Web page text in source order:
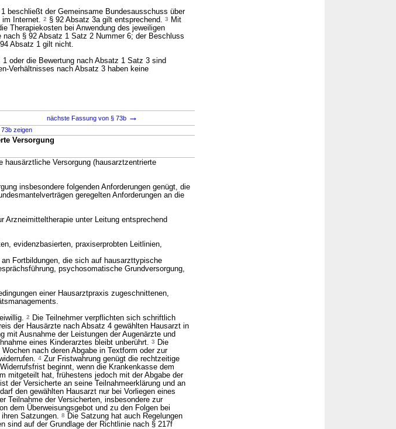
beschließt der Gemeinsame Bundesausschuss über
im Internet. 2 § 92 Absatz 3a gilt entsprechend. 3
Mit
Therapiekosten bei Anwendung des jeweiligen
§ 92 Absatz 1 Satz 2 Nummer 6; der Beschluss
Absatz 1 gilt nicht.
oder die Bewertung nach Absatz 1 Satz 3 sind
Verhältnisses nach Absatz 3 haben keine
nächste Fassung von § 73b →
zeigen
Versorgung
hausärztliche Versorgung (hausarztzentrierte
insbesondere folgenden Anforderungen genügt, die
geregelten Anforderungen an die
Arzneimitteltherapie unter Leitung entsprechend
evidenzbasierten, praxiserprobten Leitlinien,
Fortbildungen, die sich auf hausarzttypische
psychosomatische Grundversorgung,
einer Hausarztpraxis zugeschnittenen,
2
Die Teilnehmer verpflichten sich schriftlich
der Hausärzte nach Absatz 4 gewählten Hausarzt in
mit Ausnahme der Leistungen der Augenärzte und
eines Kinderarztes bleibt unberührt. 3
Die
nach deren Abgabe in Textform oder zur
4 Zur Fristwahrung genügt die rechtzeitige
beginnt, wenn die Krankenkasse dem
mitgeteilt hat, frühestens jedoch mit der Abgabe der
der Versicherte an seine Teilnahmeerklärung und an
den gewählten Hausarzt nur bei Vorliegen eines
Teilnahme der Versicherten, insbesondere zur
dem Überweisungsgebot und zu den Folgen bei
Satzungen. 8
Die Satzung hat auch Regelungen
sind auf der Grundlage der Richtlinie nach § 217f